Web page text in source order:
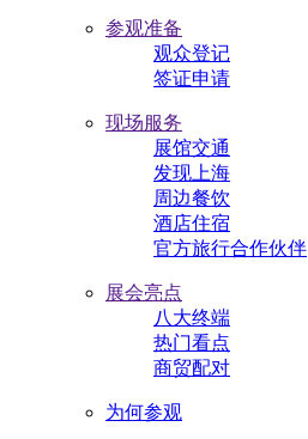
参观准备
观众登记
签证申请
现场服务
展馆交通
发现上海
周边餐饮
酒店住宿
官方旅行合作伙伴
展会亮点
八大终端
热门看点
商贸配对
为何参观